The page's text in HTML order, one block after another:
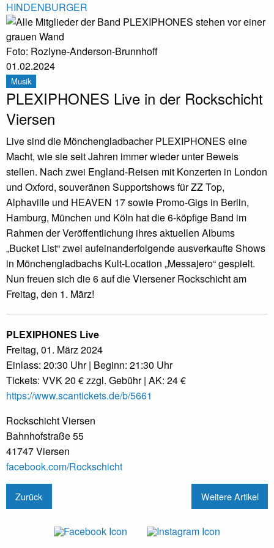
HINDENBURGER
Foto: Rozlyne-Anderson-Brunnhoff
01.02.2024
Musik
PLEXIPHONES Live in der Rockschicht
Viersen
Live sind die Mönchengladbacher PLEXIPHONES eine
Macht, wie sie seit Jahren immer wieder unter Beweis
stellen. Nach zwei England-Reisen mit Konzerten in London
und Oxford, souveränen Supportshows für ZZ Top,
Alphaville und HEAVEN 17 sowie Promo-Gigs in Berlin,
Hamburg, München und Köln hat die 6-köpfige Band im
Rahmen der Veröffentlichung ihres aktuellen Albums
„Bucket List“ zwei aufeinanderfolgende ausverkaufte Shows
in Mönchengladbachs Kult-Location „Messajero“ gespielt.
Nun freuen sich die 6 auf die Viersener Rockschicht am
Freitag, den 1. März!
PLEXIPHONES Live
Freitag, 01. März 2024
Einlass: 20:30 Uhr | Beginn: 21:30 Uhr
Tickets: VVK 20 € zzgl. Gebühr | AK: 24 €
https://www.scantickets.de/b/5661
Rockschicht Viersen
Bahnhofstraße 55
41747 Viersen
facebook.com/Rockschicht
Zurück Weitere Artikel